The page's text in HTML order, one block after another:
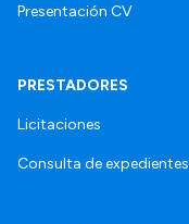
Presentación CV
PRESTADORES
Licitaciones
Consulta de expedientes